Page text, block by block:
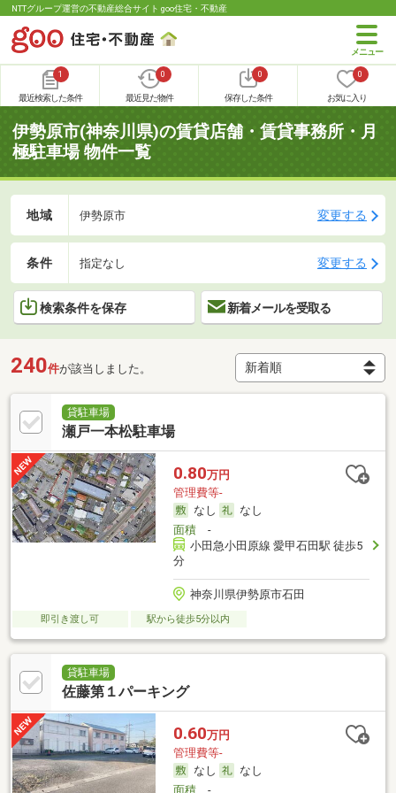
NTTグループ運営の不動産総合サイト goo住宅・不動産
1
最近検索した条件
0
最近見た物件
0
保存した条件
0
お気に入り
伊勢原市(神奈川県)の賃貸店舗・賃貸事務所・月
極駐車場 物件一覧
地域 伊勢原市 変更する
条件 指定なし 変更する
検索条件を保存 新着メールを受取る
240件が該当しました。
貸駐車場
瀬戸一本松駐車場
0.80万円
管理費等-
なし
なし
面積-
小田急小田原線 愛甲石田駅 徒歩5
分
神奈川県伊勢原市石田
即引き渡し可 駅から徒歩5分以内
貸駐車場
佐藤第１パーキング
0.60万円
管理費等-
なし
なし
面積-